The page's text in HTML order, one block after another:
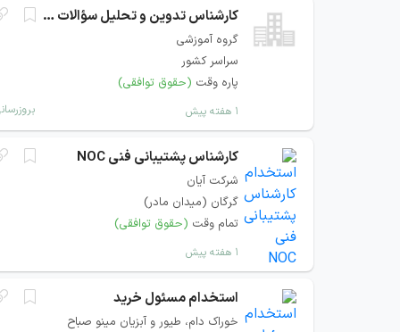
کارشناس تدوین و تحلیل سؤالات دانشگاهی
گروه آموزشی
سراسر کشور
پاره وقت (حقوق توافقی)
۱ هفته پیش
کارشناس پشتیبانی فنی NOC
شرکت آیان
گرگان (میدان مادر)
تمام وقت (حقوق توافقی)
۱ هفته پیش
استخدام مسئول خرید
خوراک دام، طیور و آبزیان مینو صباح